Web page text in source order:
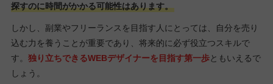
探すのに時間がかかる可能性はあります。
しかし、副業やフリーランスを目指す人にとっては、自分を売り
込む力を養うことが重要であり、将来的に必ず役立つスキルで
す。 独り立ちできるWEBデザイナーを目指す第一歩ともいえるで
しょう。